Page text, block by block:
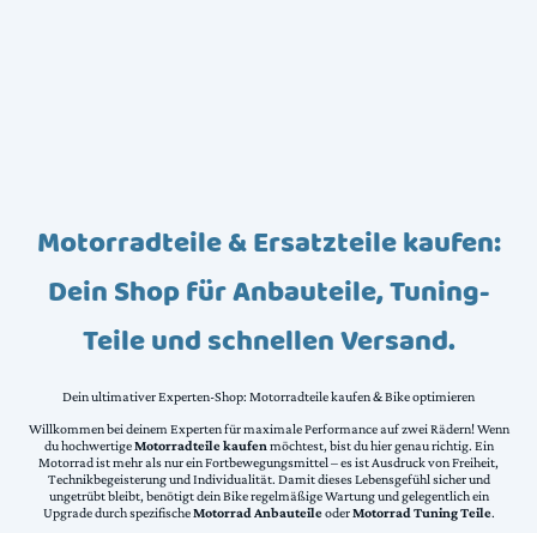
Motorradteile & Ersatzteile kaufen:
Dein Shop für Anbauteile, Tuning-
Teile und schnellen Versand.
Dein ultimativer Experten-Shop: Motorradteile kaufen & Bike optimieren
Willkommen bei deinem Experten für maximale Performance auf zwei Rädern! Wenn
du hochwertigeMotorradteile kaufen möchtest, bist du hier genau richtig. Ein
Motorrad ist mehr als nur ein Fortbewegungsmittel – es ist Ausdruck von Freiheit,
Technikbegeisterung und Individualität. Damit dieses Lebensgefühl sicher und
ungetrübt bleibt, benötigt dein Bike regelmäßige Wartung und gelegentlich ein
Upgrade durch spezifischeMotorrad AnbauteileoderMotorrad Tuning Teile.